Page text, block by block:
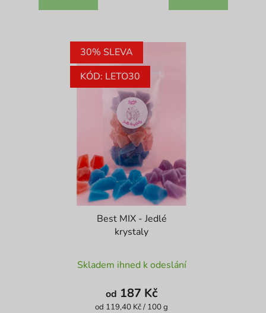
30% SLEVA
KÓD: LETO30
Best MIX - Jedlé
krystaly
hodnocení
produktu
je
Skladem ihned k odeslání
od 187 Kč
Měrná
od 119,40 Kč / 100 g